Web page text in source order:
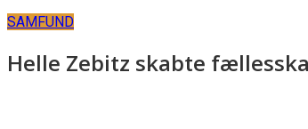
SAMFUND
Helle Zebitz skabte